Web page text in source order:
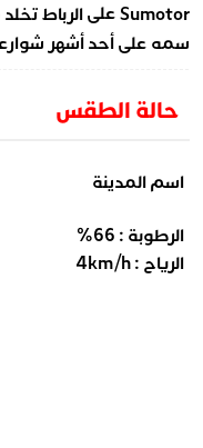
علىالرباط
على أحد أشهر
حالة الطقس
اسم المدينة
الرطوبة : 66
%
الرياح :
4km/h